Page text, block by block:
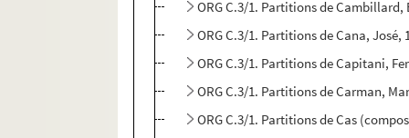
ORG C.3/1. Partitions de
ORG C.3/1. Partitions de Cana,
ORG C.3/1. Partitions de Capitani,
ORG C.3/1. Partitions de Carman,
ORG C.3/1. Partitions de Cas